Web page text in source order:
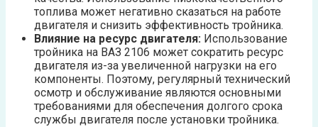
топлива может негативно сказаться на работе
двигателя и снизить эффективность тройника.
Влияние на ресурс двигателя: Использование
тройника на ВАЗ 2106 может сократить ресурс
двигателя из-за увеличенной нагрузки на его
компоненты. Поэтому, регулярный технический
осмотр и обслуживание являются основными
требованиями для обеспечения долгого срока
службы двигателя после установки тройника.